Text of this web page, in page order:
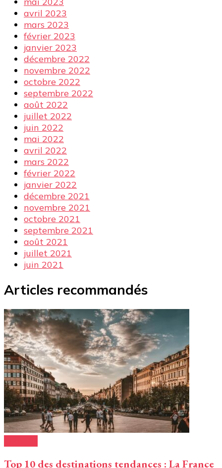
avril 2023
mars 2023
février 2023
janvier 2023
décembre 2022
novembre 2022
octobre 2022
septembre 2022
août 2022
juillet 2022
juin 2022
mai 2022
avril 2022
mars 2022
février 2022
janvier 2022
décembre 2021
novembre 2021
octobre 2021
septembre 2021
août 2021
juillet 2021
juin 2021
Articles recommandés
Top 10 des destinations tendances : La France